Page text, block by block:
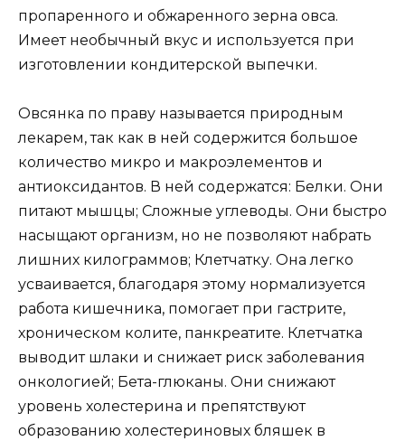
пропаренного и обжаренного зерна овса.
Имеет необычный вкус и используется при
изготовлении кондитерской выпечки.
Овсянка по праву называется природным
лекарем, так как в ней содержится большое
количество микро и макроэлементов и
антиоксидантов. В ней содержатся: Белки. Они
питают мышцы; Сложные углеводы. Они быстро
насыщают организм, но не позволяют набрать
лишних килограммов; Клетчатку. Она легко
усваивается, благодаря этому нормализуется
работа кишечника, помогает при гастрите,
хроническом колите, панкреатите. Клетчатка
выводит шлаки и снижает риск заболевания
онкологией; Бета-глюканы. Они снижают
уровень холестерина и препятствуют
образованию холестериновых бляшек в